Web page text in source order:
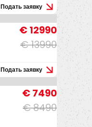
Подать заявку
€ 13990
€ 12990
Подать заявку
€ 8490
€ 7490